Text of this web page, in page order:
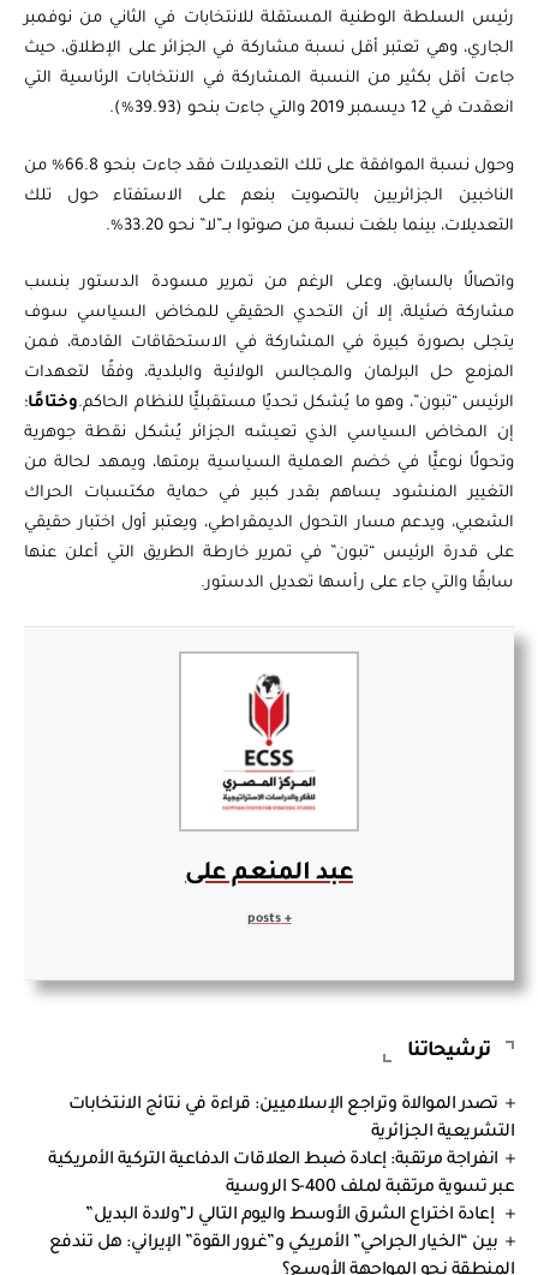
رئيس السلطة الوطنية المستقلة للانتخابات في الثاني من نوفمبر
الجاري، وهي تعتبر أقل نسبة مشاركة في الجزائر على الإطلاق، حيث
جاءت أقل بكثير من النسبة المشاركة في الانتخابات الرئاسية التي
انعقدت في 12 ديسمبر 2019 والتي جاءت بنحو (39.93%).
وحول نسبة الموافقة على تلك التعديلات فقد جاءت بنحو 66.8% من
الناخبين الجزائريين بالتصويت بنعم على الاستفتاء حول تلك
التعديلات، بينما بلغت نسبة من صوتوا بــ”لا” نحو 33.20%.
واتصالًا بالسابق، وعلى الرغم من تمرير مسودة الدستور بنسب
مشاركة ضئيلة، إلا أن التحدي الحقيقي للمخاض السياسي سوف
يتجلى بصورة كبيرة في المشاركة في الاستحقاقات القادمة، فمن
المزمع حل البرلمان والمجالس الولائية والبلدية، وفقًا لتعهدات
الرئيس “تبون”، وهو ما يُشكل تحديًا مستقبليًّا للنظام الحاكم.وختامًا؛
إن المخاض السياسي الذي تعيشه الجزائر يُشكل نقطة جوهرية
وتحولًا نوعيًّا في خضم العملية السياسية برمتها، ويمهد لحالة من
التغيير المنشود يساهم بقدر كبير في حماية مكتسبات الحراك
الشعبي، ويدعم مسار التحول الديمقراطي، ويعتبر أول اختبار حقيقي
على قدرة الرئيس “تبون” في تمرير خارطة الطريق التي أعلن عنها
سابقًا والتي جاء على رأسها تعديل الدستور.
عبد المنعم على
ترشيحاتنا
تصدر الموالاة وتراجع الإسلاميين: قراءة في نتائج الانتخابات
التشريعية الجزائرية
انفراجة مرتقبة: إعادة ضبط العلاقات الدفاعية التركية الأمريكية
عبر تسوية مرتقبة لملف S-400 الروسية
إعادة اختراع الشرق الأوسط واليوم التالي لـ”ولادة البديل”
بين “الخيار الجراحي” الأمريكي و”غرور القوة” الإيراني: هل تندفع
المنطقة نحو المواجهة الأوسع؟